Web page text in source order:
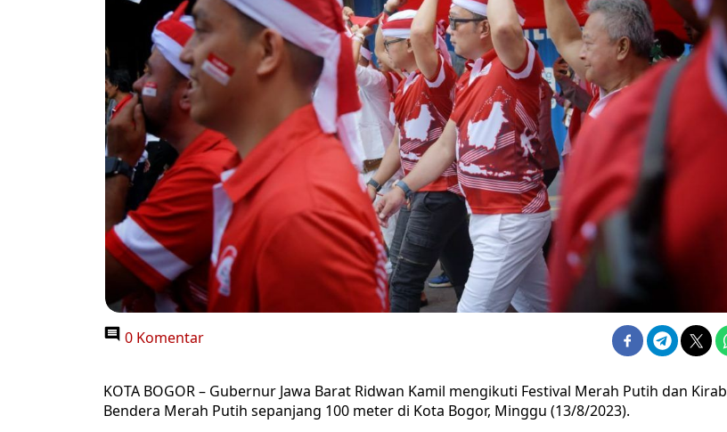
0 Komentar
KOTA BOGOR – Gubernur Jawa Barat Ridwan Kamil mengikuti Festival Merah Putih dan Kirab
Bendera Merah Putih sepanjang 100 meter di Kota Bogor, Minggu (13/8/2023).